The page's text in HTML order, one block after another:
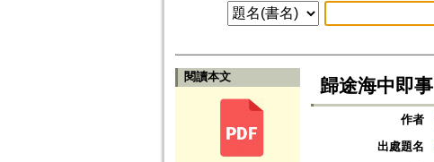
閱讀本文 歸途海中即事
作者
出處題名